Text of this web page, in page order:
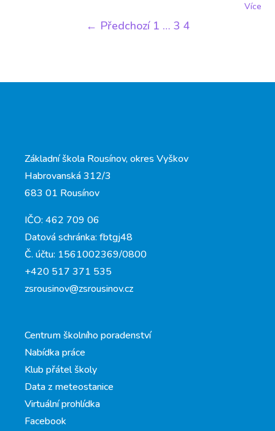
Více
← Předchozí 1 … 3 4
Základní škola Rousínov, okres Vyškov
Habrovanská 312/3
683 01 Rousínov
IČO: 462 709 06
Datová schránka: fbtgj48
Č. účtu: 1561002369/0800
+420 517 371 535
zsrousinov@zsrousinov.cz
Centrum školního poradenství
Nabídka práce
Klub přátel školy
Data z meteostanice
Virtuální prohlídka
Facebook